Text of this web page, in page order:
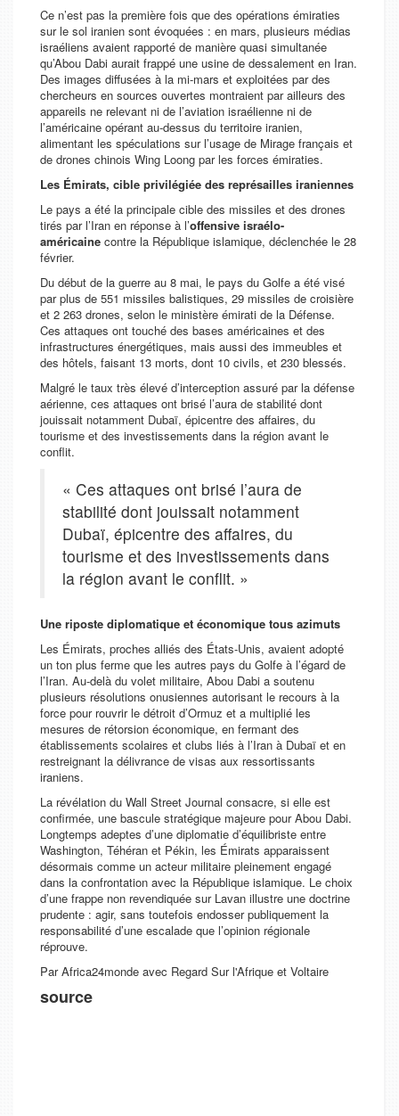
Ce n’est pas la première fois que des opérations émiraties
sur le sol iranien sont évoquées : en mars, plusieurs médias
israéliens avaient rapporté de manière quasi simultanée
qu’Abou Dabi aurait frappé une usine de dessalement en Iran.
Des images diffusées à la mi-mars et exploitées par des
chercheurs en sources ouvertes montraient par ailleurs des
appareils ne relevant ni de l’aviation israélienne ni de
l’américaine opérant au-dessus du territoire iranien,
alimentant les spéculations sur l’usage de Mirage français et
de drones chinois Wing Loong par les forces émiraties.
Les Émirats, cible privilégiée des représailles iraniennes
Le pays a été la principale cible des missiles et des drones
tirés par l’Iran en réponse à l’offensive israélo-
américaine contre la République islamique, déclenchée le 28
février.
Du début de la guerre au 8 mai, le pays du Golfe a été visé
par plus de 551 missiles balistiques, 29 missiles de croisière
et 2 263 drones, selon le ministère émirati de la Défense.
Ces attaques ont touché des bases américaines et des
infrastructures énergétiques, mais aussi des immeubles et
des hôtels, faisant 13 morts, dont 10 civils, et 230 blessés.
Malgré le taux très élevé d’interception assuré par la défense
aérienne, ces attaques ont brisé l’aura de stabilité dont
jouissait notamment Dubaï, épicentre des affaires, du
tourisme et des investissements dans la région avant le
conflit.
« Ces attaques ont brisé l’aura de
stabilité dont jouissait notamment
Dubaï, épicentre des affaires, du
tourisme et des investissements dans
la région avant le conflit. »
Une riposte diplomatique et économique tous azimuts
Les Émirats, proches alliés des États-Unis, avaient adopté
un ton plus ferme que les autres pays du Golfe à l’égard de
l’Iran. Au-delà du volet militaire, Abou Dabi a soutenu
plusieurs résolutions onusiennes autorisant le recours à la
force pour rouvrir le détroit d’Ormuz et a multiplié les
mesures de rétorsion économique, en fermant des
établissements scolaires et clubs liés à l’Iran à Dubaï et en
restreignant la délivrance de visas aux ressortissants
iraniens.
La révélation du Wall Street Journal consacre, si elle est
confirmée, une bascule stratégique majeure pour Abou Dabi.
Longtemps adeptes d’une diplomatie d’équilibriste entre
Washington, Téhéran et Pékin, les Émirats apparaissent
désormais comme un acteur militaire pleinement engagé
dans la confrontation avec la République islamique. Le choix
d’une frappe non revendiquée sur Lavan illustre une doctrine
prudente : agir, sans toutefois endosser publiquement la
responsabilité d’une escalade que l’opinion régionale
réprouve.
Par Africa24monde avec Regard Sur l'Afrique et Voltaire
source